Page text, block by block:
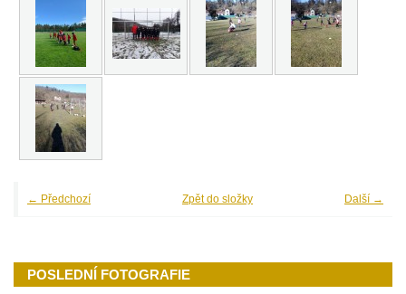
← Předchozí Další →
Zpět do složky
POSLEDNÍ FOTOGRAFIE